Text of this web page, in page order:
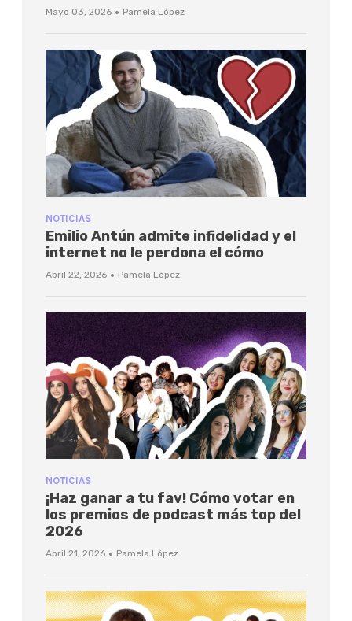
Mayo 03, 2026 · Pamela López
NOTICIAS
Emilio Antún admite infidelidad y el
internet no le perdona el cómo
Abril 22, 2026 · Pamela López
NOTICIAS
¡Haz ganar a tu fav! Cómo votar en
los premios de podcast más top del
2026
Abril 21, 2026 · Pamela López